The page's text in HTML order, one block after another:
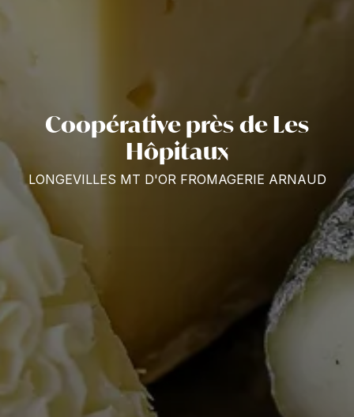
Coopérative près de Les
Hôpitaux
LONGEVILLES MT D'OR FROMAGERIE ARNAUD